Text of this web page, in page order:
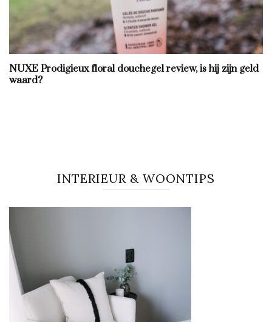
NUXE Prodigieux floral douchegel review, is hij zijn geld
waard?
INTERIEUR & WOONTIPS